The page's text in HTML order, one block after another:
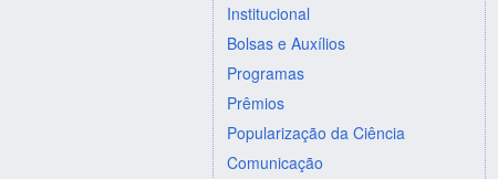
Institucional
Bolsas e Auxílios
Programas
Prêmios
Popularização da Ciência
Comunicação